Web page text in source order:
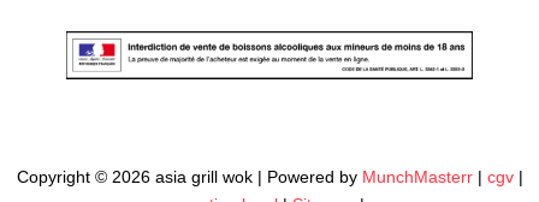
Copyright © 2026 asia grill wok | Powered by MunchMasterr| cgv|